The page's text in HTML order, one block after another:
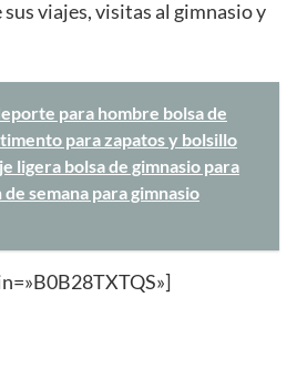
viajes, visitas al gimnasio y
para hombre bolsa de
para zapatos y bolsillo
ligera bolsa de gimnasio para
semana para gimnasio